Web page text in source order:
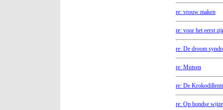
re: vrouw maken
re: voor het eerst
re: De droom
re: Mutsen
re: De
re: Op hondse wijze